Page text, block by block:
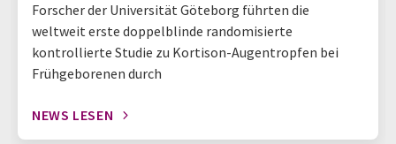
Forscher der Universität Göteborg führten die
weltweit erste doppelblinde randomisierte
kontrollierte Studie zu Kortison-Augentropfen bei
Frühgeborenen durch
NEWS LESEN